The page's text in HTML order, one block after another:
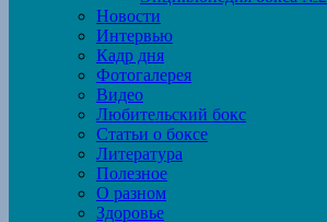
Новости
Интервью
Кадр дня
Фотогалерея
Видео
Любительский бокс
Статьи о боксе
Литература
Полезное
О разном
Здоровье